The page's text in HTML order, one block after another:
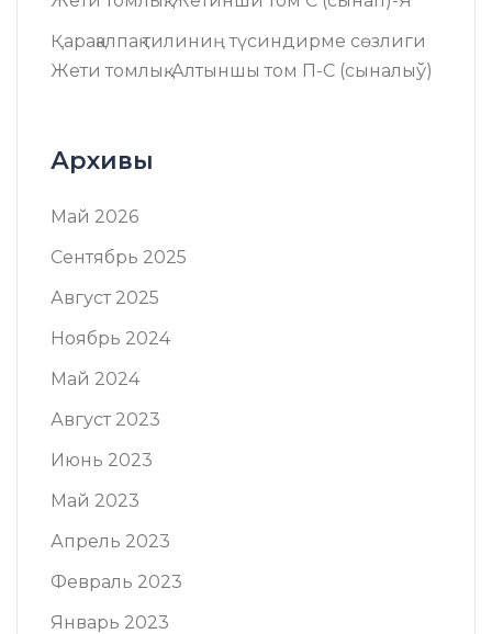
Қарақалпақ тилиниң түсиндирме сөзлиги
Жети томлық. Алтыншы том П-C (сыналыў)
Архивы
Май 2026
Сентябрь 2025
Август 2025
Ноябрь 2024
Май 2024
Август 2023
Июнь 2023
Май 2023
Апрель 2023
Февраль 2023
Январь 2023